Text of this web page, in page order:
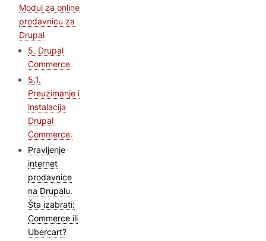
Modul za online
prodavnicu za
Drupal
5. Drupal
Commerce
5.1.
Preuzimanje i
instalacija
Drupal
Commerce.
Pravljenje
internet
prodavnice
na Drupalu.
Šta izabrati:
Commerce ili
Ubercart?